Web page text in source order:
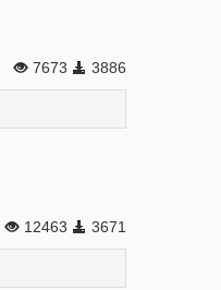
7673 3886
12463 3671